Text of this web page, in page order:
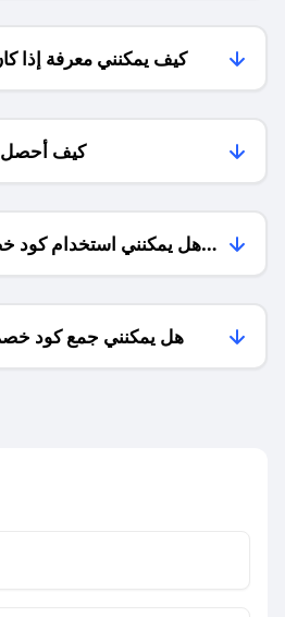
كيف يمكنني معرفة إذا
كيف أحصل
هل يمكنني استخدام كود
هل يمكنني جمع كود